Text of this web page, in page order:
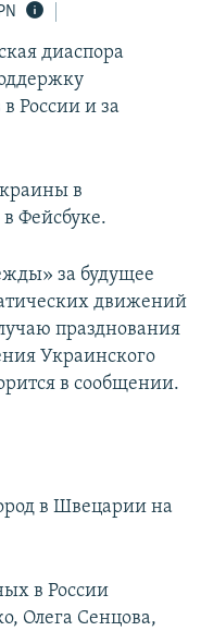
диаспора
России и за
в
Фейсбуке.
за будущее
движений
празднования
Украинского
в сообщении.
в Швецарии на
в России
Олега Сенцова,